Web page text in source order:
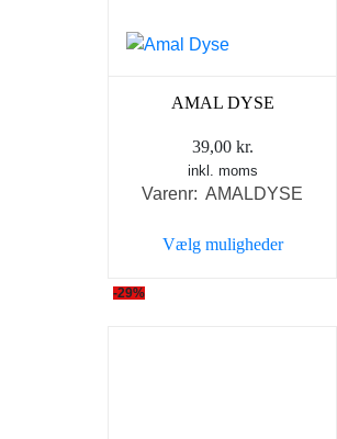
varesiden
AMAL DYSE
39,00 kr.
inkl. moms
Varenr: AMALDYSE
Vælg muligheder
-29%